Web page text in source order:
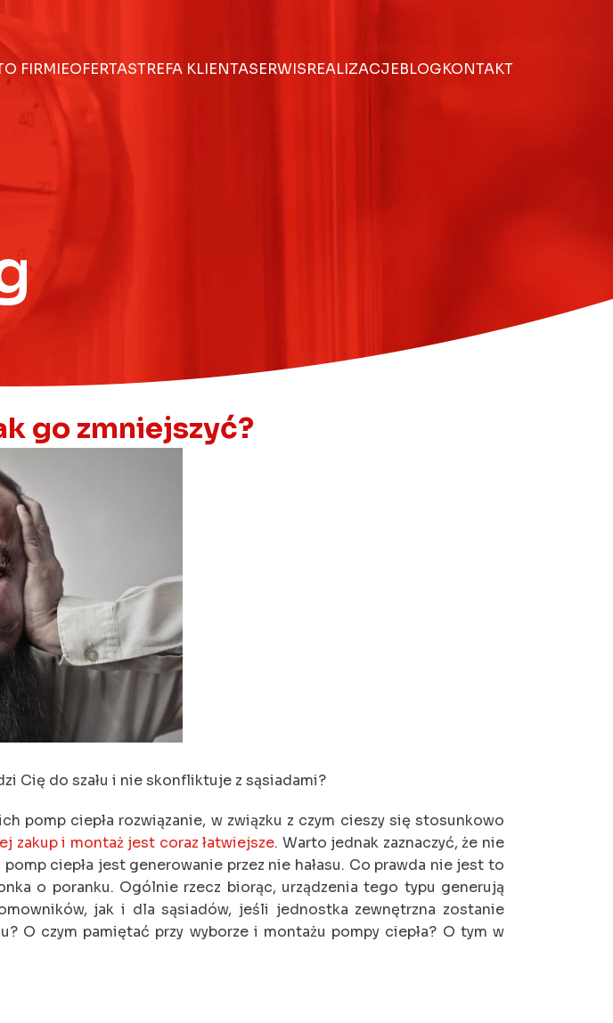
O FIRMIEOFERTASTREFA KLIENTASERWISREALIZACJEBLOGKONTAKT
go zmniejszyć?
Cię do szału i nie skonfliktuje z sąsiadami?
pomp ciepła rozwiązanie, w związku z czym cieszy się stosunkowo
zakup i montaż jest coraz łatwiejsze. Warto jednak zaznaczyć, że nie
ciepła jest generowanie przez nie hałasu. Co prawda nie jest to
o poranku. Ogólnie rzecz biorąc, urządzenia tego typu generują
jak i dla sąsiadów, jeśli jednostka zewnętrzna zostanie
O czym pamiętać przy wyborze i montażu pompy ciepła? O tym w